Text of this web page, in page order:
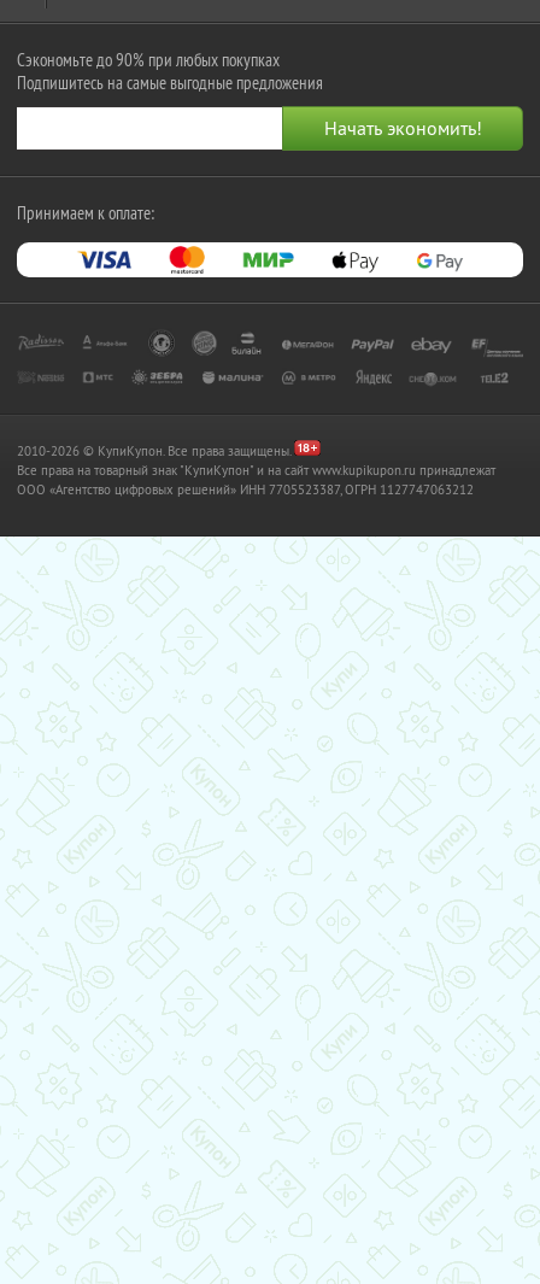
Сэкономьте до 90% при любых покупках
Подпишитесь на самые выгодные предложения
Принимаем к оплате:
2010-2026 © КупиКупон. Все права защищены.
Все права на товарный знак "КупиКупон" и на сайт www.kupikupon.ru принадлежат
OOO «Агентство цифровых решений» ИНН 7705523387, ОГРН 1127747063212